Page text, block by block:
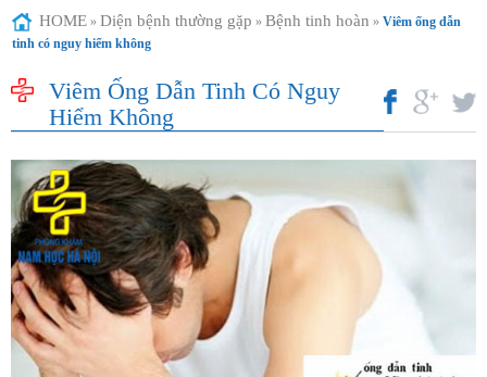
HOME » Diện bệnh thường gặp » Bệnh tinh hoàn » Viêm ống dẫn
tinh có nguy hiểm không
Viêm Ống Dẫn Tinh Có Nguy
Hiểm Không